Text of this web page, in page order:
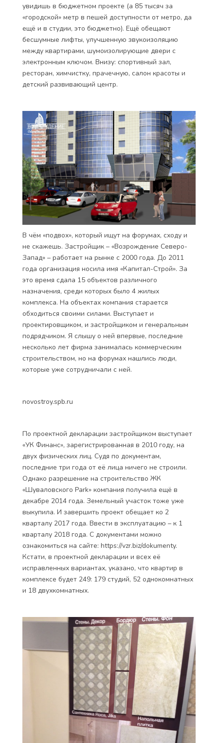
увидишь в бюджетном проекте (а 85 тысяч за
«городской» метр в пешей доступности от метро, да
ещё и в студии, это бюджетно). Ещё обещают
бесшумные лифты, улучшенную звукоизоляцию
между квартирами, шумоизолирующие двери с
электронным ключом. Внизу: спортивный зал,
ресторан, химчистку, прачечную, салон красоты и
детский развивающий центр.
В чём «подвох», который ищут на форумах, сходу и
не скажешь. Застройщик – «Возрождение Северо-
Запад» – работает на рынке с 2000 года. До 2011
года организация носила имя «Капитал-Строй». За
это время сдала 15 объектов различного
назначения, среди которых было 4 жилых
комплекса. На объектах компания старается
обходиться своими силами. Выступает и
проектировщиком, и застройщиком и генеральным
подрядчиком. Я слышу о ней впервые, последние
несколько лет фирма занималась коммерческим
строительством, но на форумах нашлись люди,
которые уже сотрудничали с ней.
novostroy.spb.ru
По проектной декларации застройщиком выступает
«УК Финанс», зарегистрированная в 2010 году, на
двух физических лиц. Судя по документам,
последние три года от её лица ничего не строили.
Однако разрешение на строительство ЖК
«Шуваловского Park» компания получила ещё в
декабре 2014 года. Земельный участок тоже уже
выкупила. И завершить проект обещает ко 2
кварталу 2017 года. Ввести в эксплуатацию – к 1
кварталу 2018 года. С документами можно
ознакомиться на сайте: https://vzr.biz/dokumenty.
Кстати, в проектной декларации и всех её
исправленных вариантах, указано, что квартир в
комплексе будет 249: 179 студий, 52 однокомнатных
и 18 двухкомнатных.